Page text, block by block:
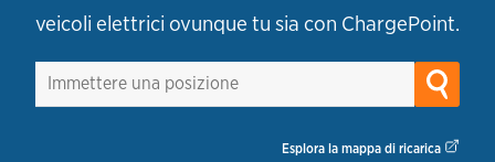
veicoli elettrici ovunque tu sia con ChargePoint.
Esplora la mappa di ricarica